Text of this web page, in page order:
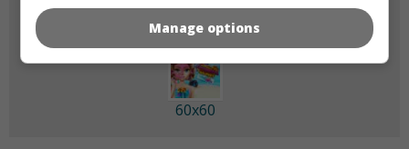
60x60
Manage options